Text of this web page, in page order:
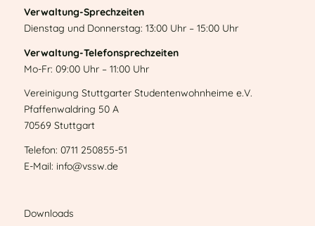
Verwaltung-Sprechzeiten
Dienstag und Donnerstag: 13:00 Uhr – 15:00 Uhr
Verwaltung-Telefonsprechzeiten
Mo-Fr: 09:00 Uhr – 11:00 Uhr
Vereinigung Stuttgarter Studentenwohnheime e.V.
Pfaffenwaldring 50 A
70569 Stuttgart
Telefon: 0711 250855-51
E-Mail: info@vssw.de
Downloads